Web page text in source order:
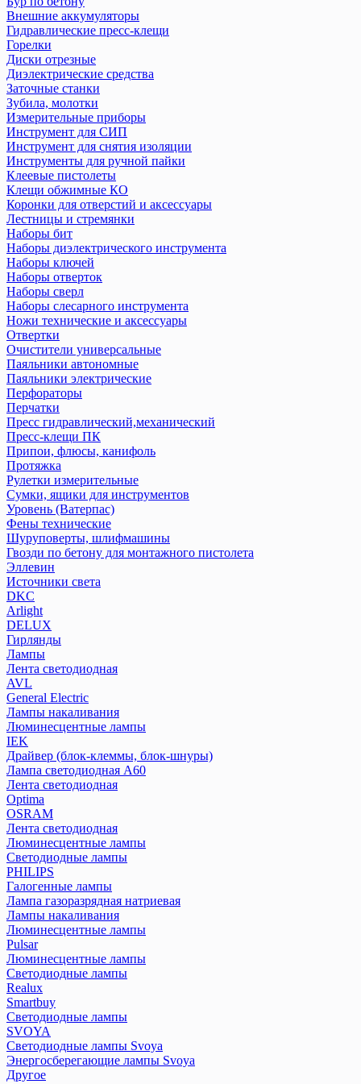
Внешние аккумуляторы
Гидравлические пресс-клещи
Горелки
Диски отрезные
Диэлектрические средства
Заточные станки
Зубила, молотки
Измерительные приборы
Инструмент для СИП
Инструмент для снятия изоляции
Инструменты для ручной пайки
Клеевые пистолеты
Клещи обжимные КО
Коронки для отверстий и аксессуары
Лестницы и стремянки
Наборы бит
Наборы диэлектрического инструмента
Наборы ключей
Наборы отверток
Наборы сверл
Наборы слесарного инструмента
Ножи технические и аксеcсуары
Отвертки
Очистители универсальные
Паяльники автономные
Паяльники электрические
Перфораторы
Перчатки
Пресс гидравлический,механический
Пресс-клещи ПК
Припои, флюсы, канифоль
Протяжка
Рулетки измерительные
Сумки, ящики для инструментов
Уровень (Ватерпас)
Фены технические
Шуруповерты, шлифмашины
Гвозди по бетону для монтажного пистолета
Эллевин
Источники света
DKC
Arlight
DELUX
Гирлянды
Лампы
Лента светодиодная
AVL
General Electric
Лампы накаливания
Люминесцентные лампы
IEK
Драйвер (блок-клеммы, блок-шнуры)
Лампа светодиодная А60
Лента светодиодная
Optima
OSRAM
Лента светодиодная
Люминесцентные лампы
Светодиодные лампы
PHILIPS
Галогенные лампы
Лампа газоразрядная натриевая
Лампы накаливания
Люминесцентные лампы
Pulsar
Люминесцентные лампы
Светодиодные лампы
Realux
Smartbuy
Светодиодные лампы
SVOYA
Светодиодные лампы Svoya
Энергосберегающие лампы Svoya
Другое